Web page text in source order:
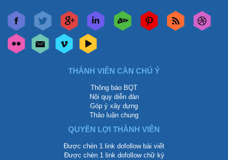
THÀNH VIÊN CẦN CHÚ Ý
Thông báo BQT
Nội quy diễn đàn
Góp ý xây dựng
Thảo luận chung
QUYỀN LỢI THÀNH VIÊN
Được chèn 1 link dofollow bài viết
Được chèn 1 link dofollow chữ ký